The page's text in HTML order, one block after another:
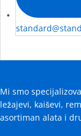
Mi smo
ležajevi, kaiševi,
asortiman alata i